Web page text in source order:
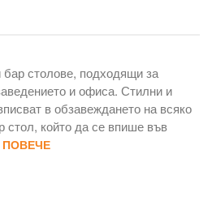
столове, подходящи за
и офиса. Стилни и
в обзавеждането на всяко
който да се впише във
ПОВЕЧЕ